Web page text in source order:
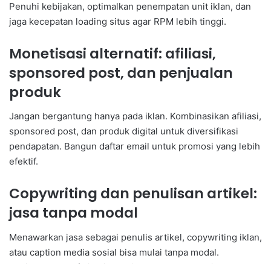
Penuhi kebijakan, optimalkan penempatan unit iklan, dan
jaga kecepatan loading situs agar RPM lebih tinggi.
Monetisasi alternatif: afiliasi,
sponsored post, dan penjualan
produk
Jangan bergantung hanya pada iklan. Kombinasikan afiliasi,
sponsored post, dan produk digital untuk diversifikasi
pendapatan. Bangun daftar email untuk promosi yang lebih
efektif.
Copywriting dan penulisan artikel:
jasa tanpa modal
Menawarkan jasa sebagai penulis artikel, copywriting iklan,
atau caption media sosial bisa mulai tanpa modal.